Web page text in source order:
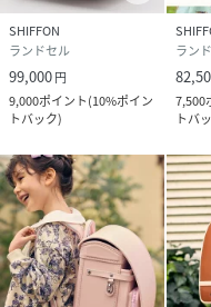
サイドには繊細なクリ
見た姿もエレガントに。
気分やコーディネート
フ付き。
SHIFFON
ランドセル
99,000円
9,000ポイント(10%ポイン
トバック)
ラン
7,500
トバ